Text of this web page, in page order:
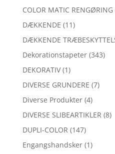
COLOR MATIC RENGØRING
DÆKKENDE (11)
DÆKKENDE
Dekorationstapeter (343)
DEKORATIV (1)
DIVERSE GRUNDERE (7)
Diverse Produkter (4)
DIVERSE SLIBEARTIKLER (8)
DUPLI-COLOR (147)
Engangshandsker (1)